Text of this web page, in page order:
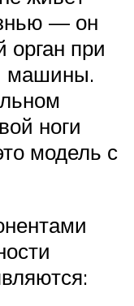
— он
при
машины.
ноги
модель с